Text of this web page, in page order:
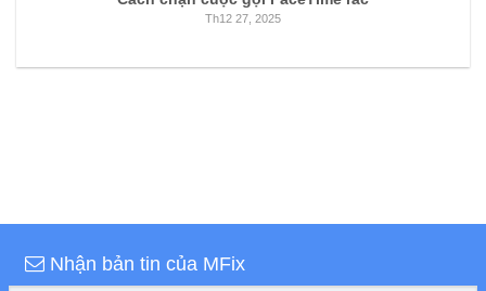
Th12 27, 2025
Nhận bản tin của MFix